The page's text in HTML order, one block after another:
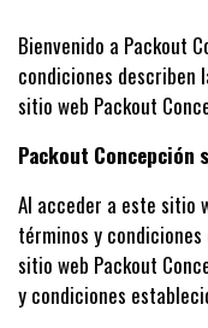
Bienvenido a Packout
condiciones describen
sitio web Packout
Packout Concepción
Al acceder a este sitio
términos y
sitio web Packout
y condiciones